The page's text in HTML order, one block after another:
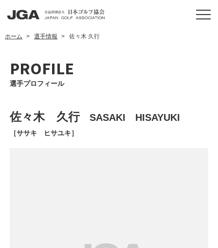
ホーム 選手情報 佐々木 久行
PROFILE
選手プロフィール
佐々木 久行 SASAKI HISAYUKI
［ササキ ヒサユキ］